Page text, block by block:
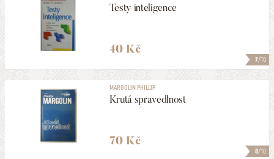
7/10
Testy inteligence
40 Kč
8/10
MARGOLIN PHILLIP
Krutá spravedlnost
70 Kč